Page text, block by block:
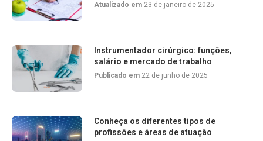
Atualizado em 23 de janeiro de 2025
Instrumentador cirúrgico: funções,
salário e mercado de trabalho
Publicado em 22 de junho de 2025
Conheça os diferentes tipos de
profissões e áreas de atuação